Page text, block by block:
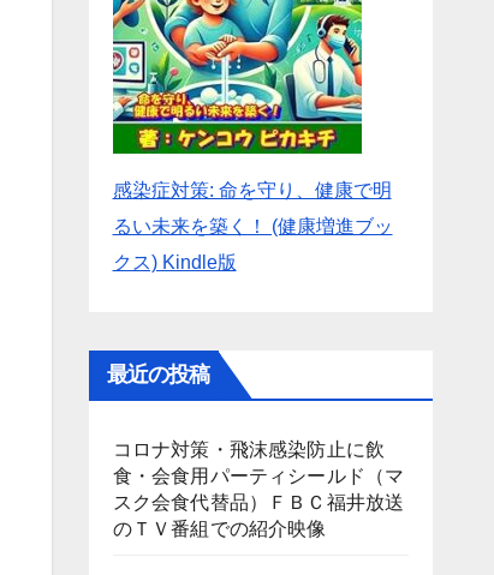
感染症対策: 命を守り、健康で明
るい未来を築く！ (健康増進ブッ
クス) Kindle版
最近の投稿
コロナ対策・飛沫感染防止に飲
食・会食用パーティシールド（マ
スク会食代替品）ＦＢＣ福井放送
のＴＶ番組での紹介映像